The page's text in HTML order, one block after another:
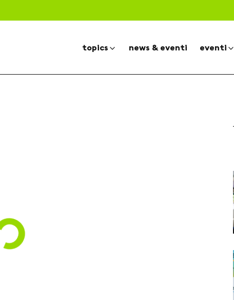
topics news & eventi eventi